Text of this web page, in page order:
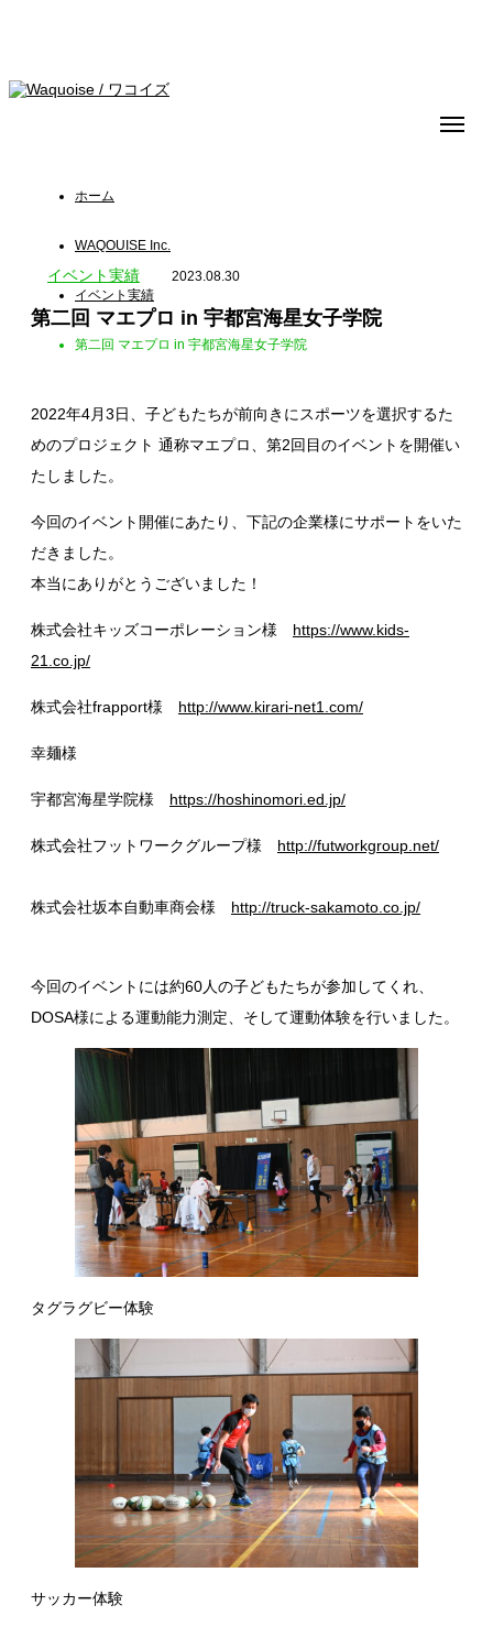
ホーム
WAQOUISE Inc.
イベント実績
第二回 マエプロ in 宇都宮海星女子学院
イベント実績 2023.08.30
第二回 マエプロ in 宇都宮海星女子学院
2022年4月3日、子どもたちが前向きにスポーツを選択するた
めのプロジェクト 通称マエプロ、第2回目のイベントを開催い
たしました。
今回のイベント開催にあたり、下記の企業様にサポートをいた
だきました。
本当にありがとうございました！
株式会社キッズコーポレーション様 https://www.kids-
21.co.jp/
株式会社frapport様 http://www.kirari-net1.com/
幸麺様
宇都宮海星学院様 https://hoshinomori.ed.jp/
株式会社フットワークグループ様 http://futworkgroup.net/
株式会社坂本自動車商会様 http://truck-sakamoto.co.jp/
今回のイベントには約60人の子どもたちが参加してくれ、
DOSA様による運動能力測定、そして運動体験を行いました。
タグラグビー体験
サッカー体験